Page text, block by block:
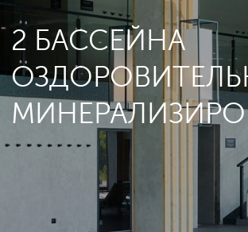
2 БАССЕЙНА